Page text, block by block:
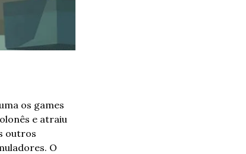
os games
e atraiu
outros
O